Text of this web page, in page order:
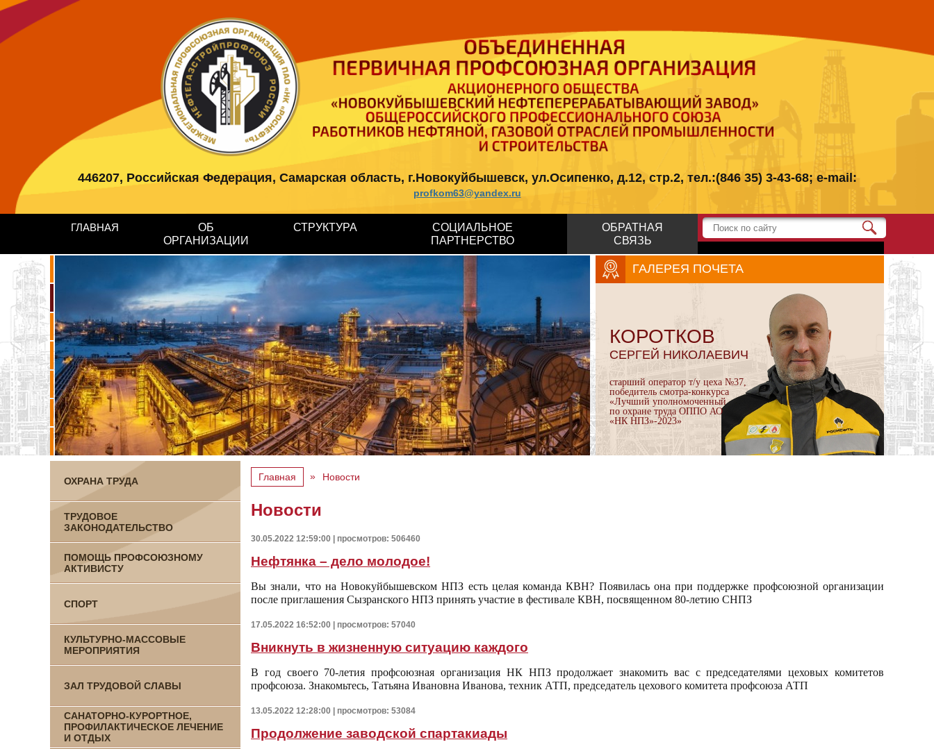
446207, Российская Федерация, Самарская область, г.Новокуйбышевск, ул.Осипенко, д.12, стр.2, тел.:(846 35) 3-43-68; e-mail:
profkom63@yandex.ru
ГЛАВНАЯ
ОБ
ОРГАНИЗАЦИИ
СТРУКТУРА
СОЦИАЛЬНОЕ
ПАРТНЕРСТВО
ОБРАТНАЯ
СВЯЗЬ
ГАЛЕРЕЯ ПОЧЕТА
КОРОТКОВ
СЕРГЕЙ НИКОЛАЕВИЧ
старший оператор т/у цеха №37,
победитель смотра-конкурса
«Лучший уполномоченный
по охране труда ОППО АО
«НК НПЗ»-2023»
ОХРАНА ТРУДА
ТРУДОВОЕ
ЗАКОНОДАТЕЛЬСТВО
ПОМОЩЬ ПРОФСОЮЗНОМУ
АКТИВИСТУ
СПОРТ
КУЛЬТУРНО-МАССОВЫЕ
МЕРОПРИЯТИЯ
ЗАЛ ТРУДОВОЙ СЛАВЫ
САНАТОРНО-КУРОРТНОЕ,
ПРОФИЛАКТИЧЕСКОЕ ЛЕЧЕНИЕ
И ОТДЫХ
Главная » Новости
Новости
30.05.2022 12:59:00 | просмотров: 506460
Нефтянка – дело молодое!
Вы знали, что на Новокуйбышевском НПЗ есть целая команда КВН? Появилась она при поддержке профсоюзной организации
после приглашения Сызранского НПЗ принять участие в фестивале КВН, посвященном 80-летию СНПЗ
17.05.2022 16:52:00 | просмотров: 57040
Вникнуть в жизненную ситуацию каждого
В год своего 70-летия профсоюзная организация НК НПЗ продолжает знакомить вас с председателями цеховых комитетов
профсоюза. Знакомьтесь, Татьяна Ивановна Иванова, техник АТП, председатель цехового комитета профсоюза АТП
13.05.2022 12:28:00 | просмотров: 53084
Продолжение заводской спартакиады